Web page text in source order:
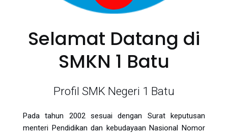
Selamat Datang di
SMKN 1 Batu
Profil SMK Negeri 1 Batu
Pada tahun 2002 sesuai dengan Surat keputusan
menteri Pendidikan dan kebudayaan Nasional Nomor